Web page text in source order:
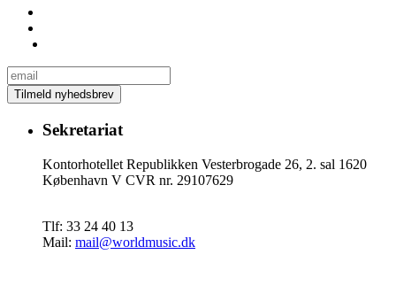
Sekretariat
Kontorhotellet Republikken Vesterbrogade 26, 2. sal 1620
København V CVR nr. 29107629
Tlf: 33 24 40 13
Mail: mail@worldmusic.dk